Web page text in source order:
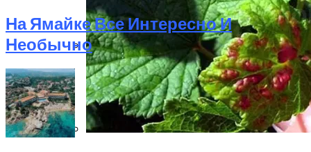
Преимущества Крыши С Покрытием Из
Экологически Чистых Материалов
На Ямайке Все Интересно И
Необычно